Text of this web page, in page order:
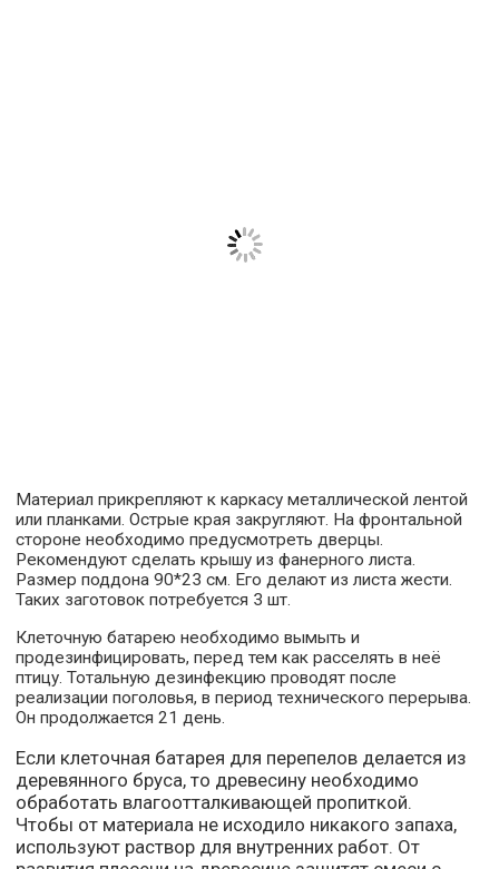
Материал прикрепляют к каркасу металлической лентой
или планками. Острые края закругляют. На фронтальной
стороне необходимо предусмотреть дверцы.
Рекомендуют сделать крышу из фанерного листа.
Размер поддона 90*23 см. Его делают из листа жести.
Таких заготовок потребуется 3 шт.
Клеточную батарею необходимо вымыть и
продезинфицировать, перед тем как расселять в неё
птицу. Тотальную дезинфекцию проводят после
реализации поголовья, в период технического перерыва.
Он продолжается 21 день.
Если клеточная батарея для перепелов делается из
деревянного бруса, то древесину необходимо
обработать влагоотталкивающей пропиткой.
Чтобы от материала не исходило никакого запаха,
используют раствор для внутренних работ. От